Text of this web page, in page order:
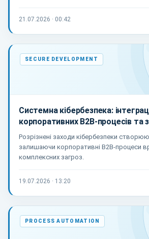
21.07.2026 · 00:42
SECURE DEVELOPMENT
Системна кібербезпека:
корпоративних B2B-процесів та
Розрізнені заходи кібербезпеки
залишаючи корпоративні B2B-процеси
комплексних загроз.
19.07.2026 · 13:20
PROCESS AUTOMATION